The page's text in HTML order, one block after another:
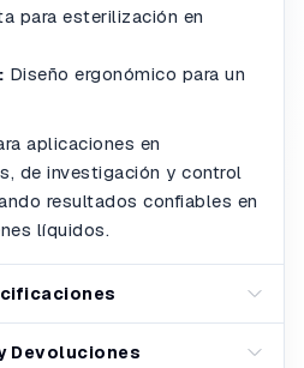
para esterilización en
Diseño ergonómico para un
aplicaciones en
de investigación y control
resultados confiables en
líquidos.
Devoluciones